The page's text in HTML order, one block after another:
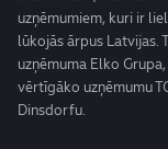
uzņēmumiem, kuri ir
lūkojās ārpus Latvijas.
uzņēmuma Elko
vērtīgāko uzņēmumu
Dinsdorfu.